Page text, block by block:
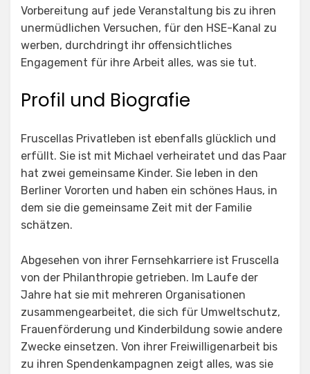
Vorbereitung auf jede Veranstaltung bis zu ihren
unermüdlichen Versuchen, für den HSE-Kanal zu
werben, durchdringt ihr offensichtliches
Engagement für ihre Arbeit alles, was sie tut.
Profil und Biografie
Fruscellas Privatleben ist ebenfalls glücklich und
erfüllt. Sie ist mit Michael verheiratet und das Paar
hat zwei gemeinsame Kinder. Sie leben in den
Berliner Vororten und haben ein schönes Haus, in
dem sie die gemeinsame Zeit mit der Familie
schätzen.
Abgesehen von ihrer Fernsehkarriere ist Fruscella
von der Philanthropie getrieben. Im Laufe der
Jahre hat sie mit mehreren Organisationen
zusammengearbeitet, die sich für Umweltschutz,
Frauenförderung und Kinderbildung sowie andere
Zwecke einsetzen. Von ihrer Freiwilligenarbeit bis
zu ihren Spendenkampagnen zeigt alles, was sie